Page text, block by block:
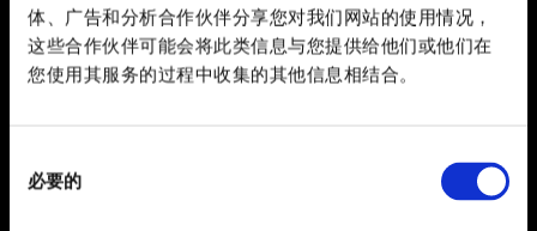
体、广告和分析合作伙伴分享您对我们网站的使用情况，
这些合作伙伴可能会将此类信息与您提供给他们或他们在
您使用其服务的过程中收集的其他信息相结合。
必要的